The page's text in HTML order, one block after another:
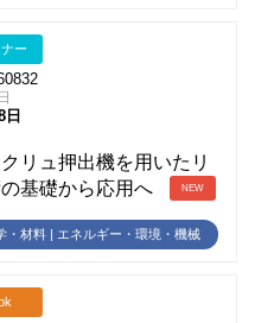
ー
日
リュ押出機を用いたリ
基礎から応用へ
NEW
・材料 | エネルギー・環境・機械